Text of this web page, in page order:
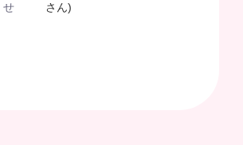
せ
さん)